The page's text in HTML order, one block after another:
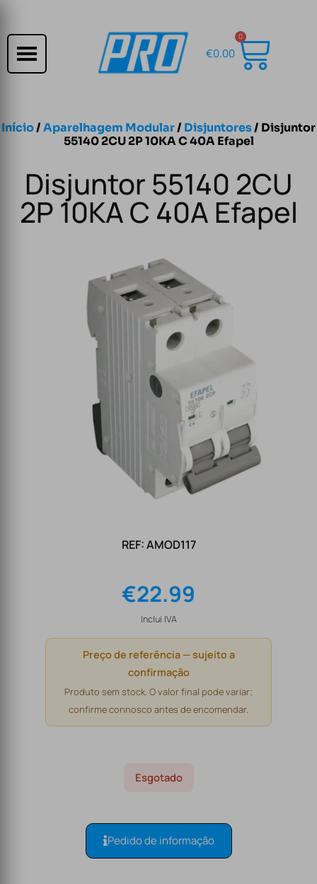
€0.00
0
Início/Aparelhagem Modular/ Disjuntores/ Disjuntor
55140 2CU 2P 10KA C 40A Efapel
Disjuntor 55140 2CU
2P 10KA C 40A Efapel
REF: AMOD117
€22.99
Inclui IVA
Preço de referência — sujeito a
confirmação
Produto sem stock. O valor final pode variar;
confirme connosco antes de encomendar.
Esgotado
Pedido de informação